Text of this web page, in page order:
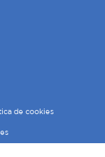
de cookies